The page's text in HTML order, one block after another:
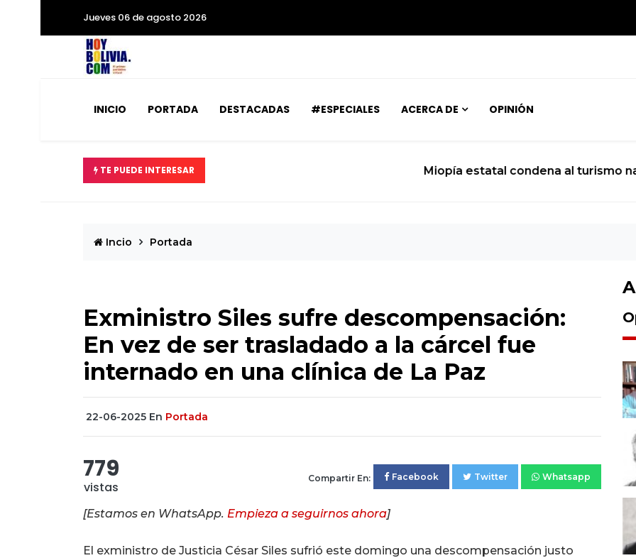
Jueves 06 de agosto 2026
INICIO PORTADA DESTACADAS #ESPECIALES ACERCA DE OPINIÓN
TE PUEDE INTERESAR Miopía estatal condena al turismo nacional a una subsistencia de
Incio Portada
Exministro Siles sufre descompensación:
En vez de ser trasladado a la cárcel fue
internado en una clínica de La Paz
22-06-2025 En Portada
779
vistas
Compartir En: Facebook Twitter Whatsapp
[Estamos en WhatsApp. Empieza a seguirnos ahora]
El exministro de Justicia César Siles sufrió este domingo una descompensación justo